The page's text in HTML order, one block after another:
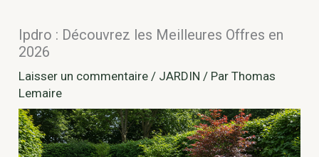
Ipdro : Découvrez les Meilleures Offres en
2026
Laisser un commentaire / JARDIN / ParThomas
Lemaire